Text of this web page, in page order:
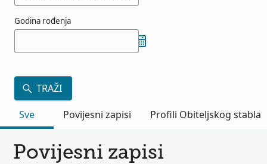
Godina rođenja
TRAŽI
Sve
Povijesni zapisi Profili Obiteljskog stabla
Povijesni zapisi